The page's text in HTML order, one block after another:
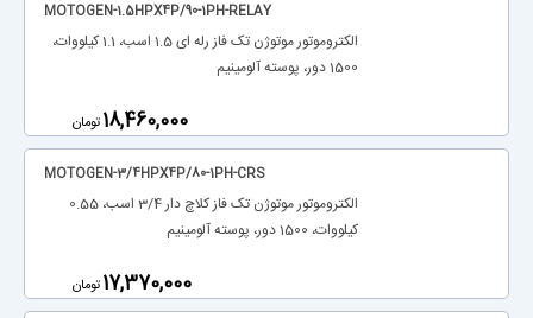
MOTOGEN-1.5HPX4P/90-1PH-RELAY
الکتروموتور موتوژن تک فاز رله ای 1.5 اسب، 1.1 کیلووات،
1500 دور، پوسته آلومینیم
‎18,460,000 تومان
MOTOGEN-3/4HPX4P/80-1PH-CRS
الکتروموتور موتوژن تک فاز کلاچ دار 3/4 اسب، 0.55
کیلووات، 1500 دور، پوسته آلومینیم
‎17,370,000 تومان